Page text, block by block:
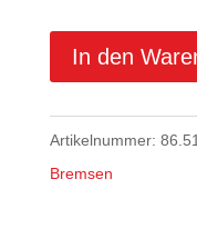
In den
Artikelnummer:
Bremsen